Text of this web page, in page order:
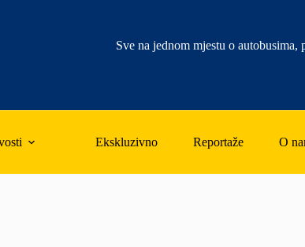
Sve na jednom mjestu o
Ekskluzivno Reportaže O